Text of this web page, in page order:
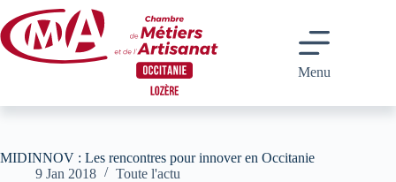
au
contenu
Menu
MIDINNOV : Les rencontres pour innover en Occitanie
9 Jan 2018
Toute l'actu